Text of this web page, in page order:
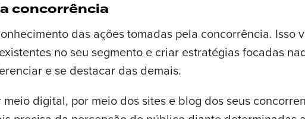
concorrência
das ações tomadas pela concorrência. Isso
no seu segmento e criar estratégias focadas
e se destacar das demais.
digital, por meio dos sites e blog dos seus